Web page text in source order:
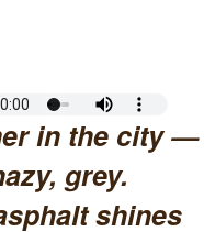
in the city —
grey.
shines